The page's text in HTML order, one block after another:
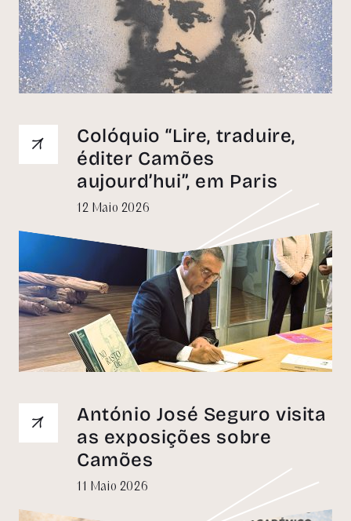
Colóquio “Lire, traduire,
éditer Camões
aujourd’hui”, em Paris
12 Maio 2026
António José Seguro visita
as exposições sobre
Camões
11 Maio 2026